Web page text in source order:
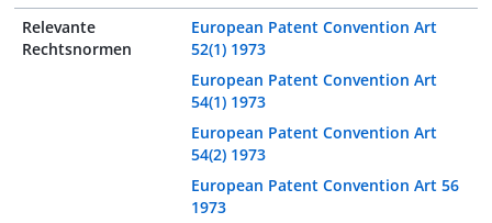
Relevante
Rechtsnormen
European Patent Convention Art
52(1) 1973
European Patent Convention Art
54(1) 1973
European Patent Convention Art
54(2) 1973
European Patent Convention Art 56
1973